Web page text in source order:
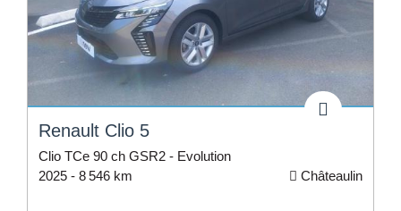
Renault Clio 5
Clio TCe 90 ch GSR2 - Evolution
2025 - 8 546 km Châteaulin